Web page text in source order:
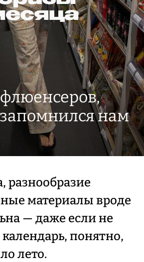
нам
разнообразие
материалы вроде
— даже если не
понятно,
лето.